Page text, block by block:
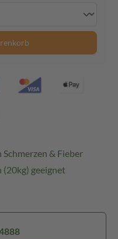
& Fieber
(20kg) geeignet